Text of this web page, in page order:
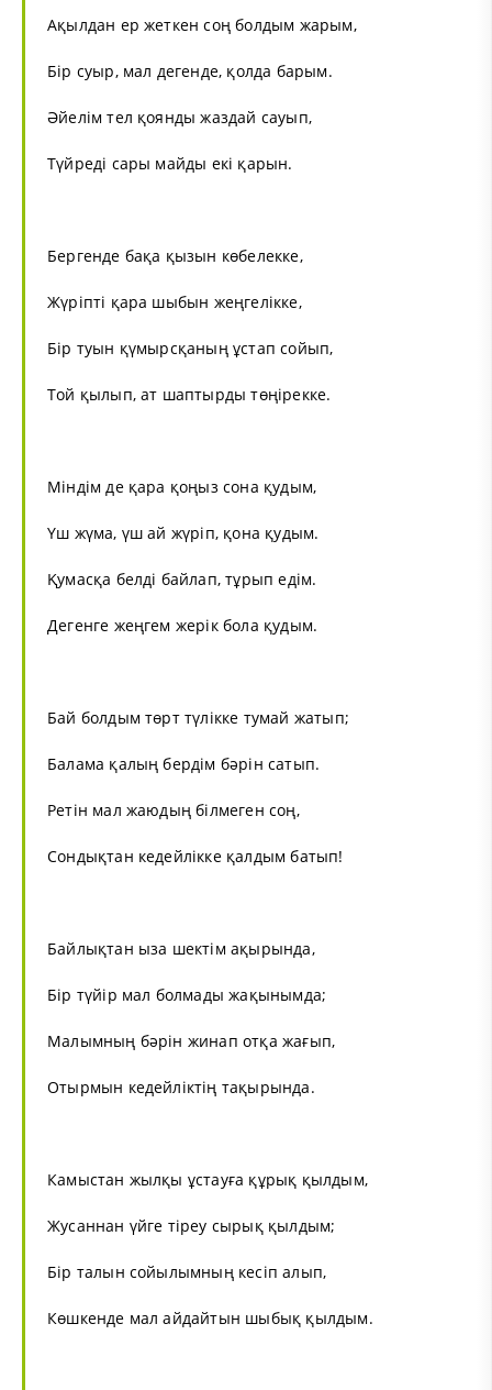
Ақылдан ер жеткен соң болдым жарым,
Бір суыр, мал дегенде, қолда барым.
Әйелім тел қоянды жаздай сауып,
Түйреді сары майды екі қарын.
Бергенде бақа қызын көбелекке,
Жүріпті қара шыбын жеңгелікке,
Бір туын қүмырсқаның ұстап сойып,
Той қылып, ат шаптырды төңірекке.
Міндім де қара қоңыз сона қудым,
Үш жүма, үш ай жүріп, қона қудым.
Қумасқа белді байлап, тұрып едім.
Дегенге жеңгем жерік бола қудым.
Бай болдым төрт түлікке тумай жатып;
Балама қалың бердім бәрін сатып.
Ретін мал жаюдың білмеген соң,
Сондықтан кедейлікке қалдым батып!
Байлықтан ыза шектім ақырында,
Бір түйір мал болмады жақынымда;
Малымның бәрін жинап отқа жағып,
Отырмын кедейліктің тақырында.
Камыстан жылқы ұстауға құрық қылдым,
Жусаннан үйге тіреу сырық қылдым;
Бір талын сойылымның кесіп алып,
Көшкенде мал айдайтын шыбық қылдым.